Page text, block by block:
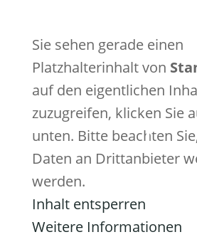
Sie sehen gerade einen
Platzhalterinhalt von
auf den eigentlichen
zuzugreifen, klicken Sie
unten. Bitte beachten
Daten an Drittanbieter
werden.
Inhalt entsperren
Weitere Informationen